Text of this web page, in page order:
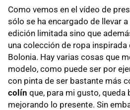
Como vemos en el vídeo de
sólo se ha encargado de llevar
edición limitada sino que
una colección de ropa inspirada
Bolonia. Hay varias cosas que
modelo, como puede ser por
con pinta de ser bastante más
colín que, para mi gusto, queda
mejorando lo presente. Sin